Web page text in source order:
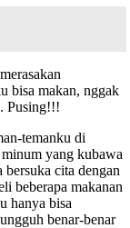
bisa makan, nggak
Pusing!!!
temanku di
yang kubawa
cita dengan
beberapa makanan
hanya bisa
benar-benar